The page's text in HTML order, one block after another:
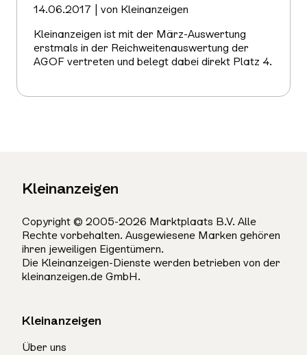
14.06.2017 | von Kleinanzeigen
Kleinanzeigen ist mit der März-Auswertung
erstmals in der Reichweitenauswertung der
AGOF vertreten und belegt dabei direkt Platz 4.
erfahren
Kleinanzeigen
Copyright © 2005-2026 Marktplaats B.V. Alle
Rechte vorbehalten. Ausgewiesene Marken gehören
ihren jeweiligen Eigentümern.
Die Kleinanzeigen-Dienste werden betrieben von der
kleinanzeigen.de GmbH.
Kleinanzeigen
Über uns